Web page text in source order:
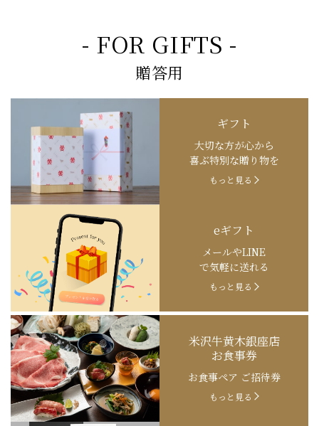
- FOR GIFTS -
贈答用
ギフト
大切な方が心から
喜ぶ特別な贈り物を
もっと見る
eギフト
メールやLINE
で気軽に送れる
もっと見る
米沢牛黄木銀座店
お食事券
お食事ペア ご招待券
もっと見る